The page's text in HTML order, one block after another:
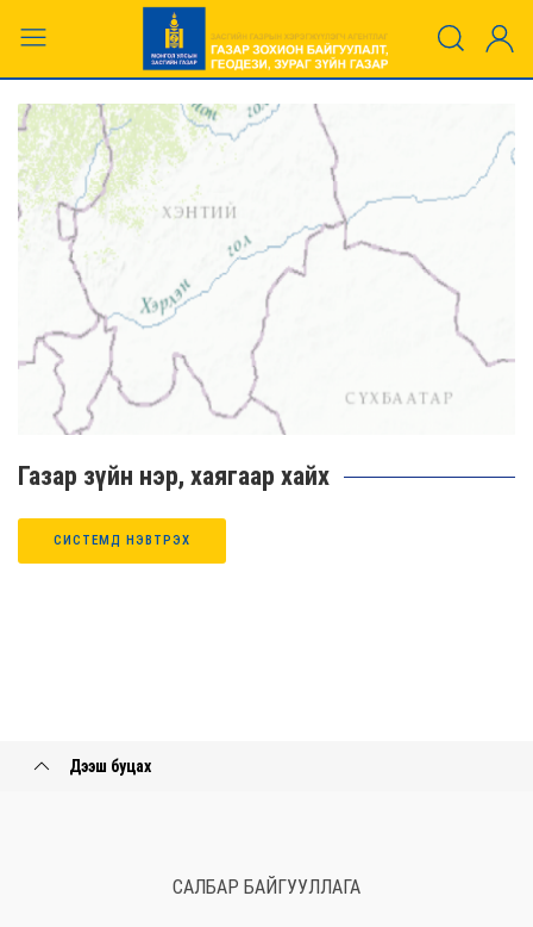
Газар зүйн нэр, хаягаар хайх
СИСТЕМД НЭВТРЭХ
Дээш буцах
САЛБАР БАЙГУУЛЛАГА